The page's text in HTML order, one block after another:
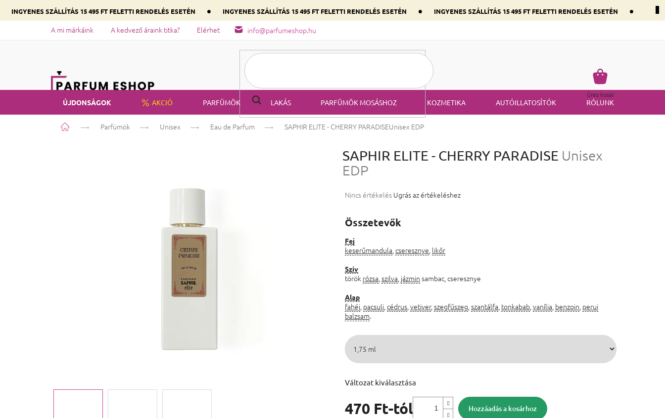
INGYENES SZÁLLÍTÁS 15 495 FT FELETTI RENDELÉS ESETÉN • INGYENES SZÁLLÍTÁS 15 495 FT FELETTI RENDELÉS ESETÉN • INGYENES SZÁLLÍTÁS 15 495 FT FELETTI RENDELÉS ESETÉN •
info@parfumeshop.hu
A mi márkáink A kedvező áraink titka? Elérhetőség A parfüm összetétele
Kosár
Üres kosár
ÚJDONSÁGOK AKCIÓ PARFÜMÖK LAKÁS PARFÜMÖK MOSÁSHOZ KOZMETIKA AUTÓILLATOSÍTÓK RÓLUNK
Kezdőlap Parfümök Unisex Eau de Parfum SAPHIR ELITE - CHERRY PARADISEUnisex EDP
SAPHIR ELITE - CHERRY PARADISE Unisex
EDP
A termék átlagos értékelése 5-ből 0,0 csillag.
Nincs értékelés Ugrás az értékeléshez
470 Ft-tól
Változat kiválasztása
Hozzáadás a kosárhoz
Összetevők
Fej
keserűmandula cseresznye likőr
Szív
török rózsa szilva jázmin sambac, cseresznye
Alap
fahéj pacsuli cédrus vetiver, szegfűszeg szantálfa tonkabab vanília benzoin perui
balzsam.